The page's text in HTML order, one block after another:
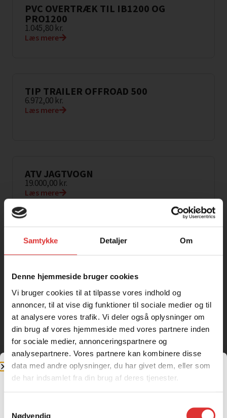
Samtykke Detaljer Om
Denne hjemmeside bruger cookies
Vi bruger cookies til at tilpasse vores indhold og
annoncer, til at vise dig funktioner til sociale medier og til
at analysere vores trafik. Vi deler også oplysninger om
din brug af vores hjemmeside med vores partnere inden
for sociale medier, annonceringspartnere og
analysepartnere. Vores partnere kan kombinere disse
data med andre oplysninger, du har givet dem, eller som
de har indsamlet fra din brug af deres tjenester.
Nødvendig
PVC OVERTRÆK TIL IB1200 OG
PRO1200
1.045,80 kr.
Læs mere
TIP TRAILER OFFROAD 500
6.972,00 kr.
Læs mere
ATV JAGTVOGN
19.000,00 kr.
Læs mere
ATV VOGN UT 1600
Læs mere
ATV WAGON UT 800 ATV VOGN
7.500,00
Læs mere